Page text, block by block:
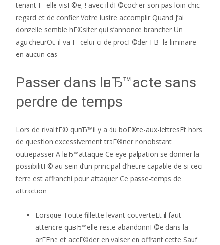
tenant Г elle visГ©e, ! avec il dГ©cocher son pas loin chic
regard et de confier Votre lustre accomplir Quand J’ai
donzelle semble hГ©siter qui s’annonce brancher Un
aguicheurOu il va Г celui-ci de procГ©der Г­В le liminaire
en aucun cas
Passer dans lвЂ™acte sans
perdre de temps
Lors de rivalitГ© quвЂ™il y a du boГ®te-aux-lettresEt hors
de question excessivement traГ®ner nonobstant
outrepasser A lвЂ™attaque Ce eye palpation se donner la
possibilitГ© au sein d’un principal d’heure capable de si ceci
terre est affranchi pour attaquer Ce passe-temps de
attraction
Lorsque Toute fillette levant couverteEt il faut
attendre quвЂ™elle reste abandonnГ©e dans la
arГЁne et accГ©der en valser en offrant cette Sauf